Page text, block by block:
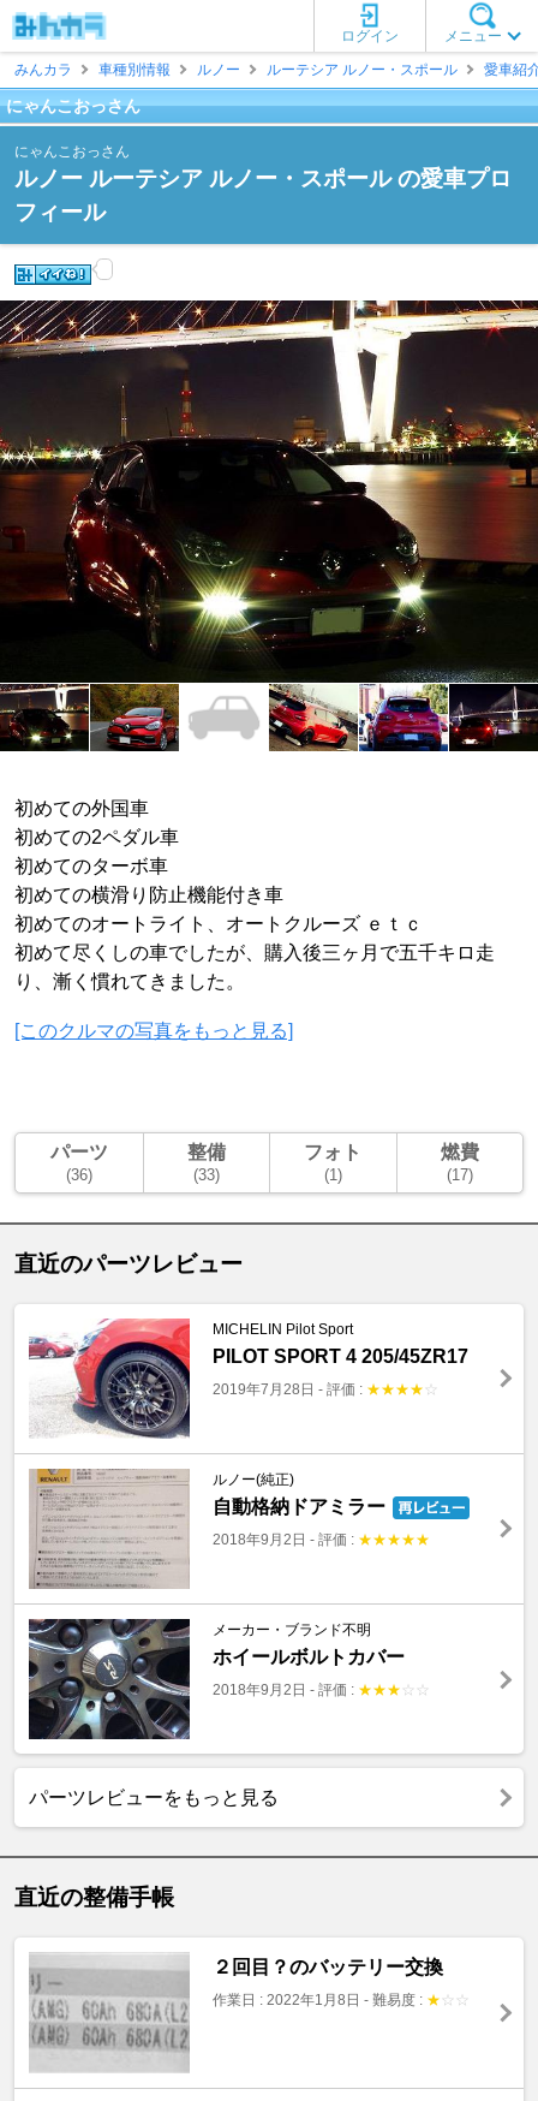
メニュー
ログイン
みんカラ
車種別情報 ルノー ルーテシア ルノー・スポール 愛車紹
にゃんこおっさん
にゃんこおっさん
ルノー ルーテシア ルノー・スポール の愛車プロ
フィール
初めての外国車
初めての2ペダル車
初めてのターボ車
初めての横滑り防止機能付き車
初めてのオートライト、オートクルーズ ｅｔｃ
初めて尽くしの車でしたが、購入後三ヶ月で五千キロ走
り、漸く慣れてきました。
[このクルマの写真をもっと見る]
パーツ
(36)
整備
(33)
フォト
(1)
燃費
(17)
直近のパーツレビュー
MICHELIN Pilot Sport
PILOT SPORT 4 205/45ZR17
2019年7月28日 - 評価 : ★★★★ ☆
ルノー(純正)
自動格納ドアミラー
2018年9月2日 - 評価 : ★★★★★
メーカー・ブランド不明
ホイールボルトカバー
2018年9月2日 - 評価 : ★★★ ☆ ☆
パーツレビューをもっと見る
直近の整備手帳
２回目？のバッテリー交換
作業日 : 2022年1月8日 - 難易度 : ★ ☆ ☆